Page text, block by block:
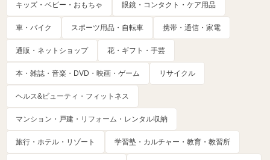
キッズ・ベビー・おもちゃ 眼鏡・コンタクト・ケア用品
車・バイク スポーツ用品・自転車 携帯・通信・家電
通販・ネットショップ 花・ギフト・手芸
本・雑誌・音楽・DVD・映画・ゲーム リサイクル
ヘルス&ビューティ・フィットネス
マンション・戸建・リフォーム・レンタル収納
旅行・ホテル・リゾート 学習塾・カルチャー・教育・教習所